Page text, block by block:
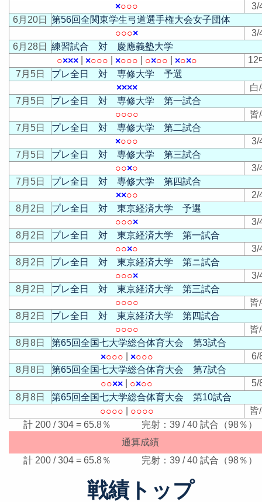
×○○○
3/
6月20日
第56回全関東学生弓道選手権大会女子団体
○○○×
3/
6月28日
練習試合 対 慶應義塾大学
○×××| ×○○○ ×○○○ ○×○○ ×○×○
12
7月5日
プレ全日 対 専修大学 予選
××××
白
7月5日
プレ全日 対 専修大学 第一試合
○○○○
皆
7月5日
プレ全日 対 専修大学 第二試合
×○○○
3/
7月5日
プレ全日 対 専修大学 第三試合
○○×○
3/
7月5日
プレ全日 対 専修大学 第四試合
××○○
2/
8月2日
プレ全日 対 東京経済大学 予選
○○○×
3/
8月2日
プレ全日 対 東京経済大学 第一試合
○○×○
3/
8月2日
プレ全日 対 東京経済大学 第ニ試合
○○○×
3/
8月2日
プレ全日 対 東京経済大学 第三試合
○○○○
皆
8月2日
プレ全日 対 東京経済大学 第四試合
○○○○
皆
8月8日
第65回全国七大学総合体育大会 第3試合
×○○○ ×○○○
6/
8月8日
第65回全国七大学総合体育大会 第7試合
○○×× ○×○○
5/
8月8日
第65回全国七大学総合体育大会 第10試合
○○○○ ○○○○
皆
計 200 / 304 = 65.8％ 完射：39 / 40 試合（98％）
通算成績
計 200 / 304 = 65.8％ 完射：39 / 40 試合（98％）
戦績トップ